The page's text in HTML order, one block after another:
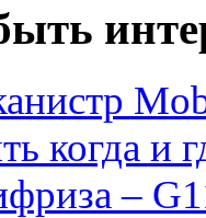
когда и
–